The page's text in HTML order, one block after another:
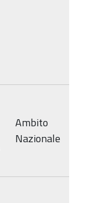
Ambito
Nazionale